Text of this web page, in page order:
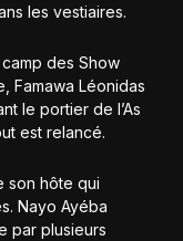
les vestiaires.
des Show
Famawa Léonidas
le portier de l’As
est relancé.
son hôte qui
Nayo Ayéba
par plusieurs